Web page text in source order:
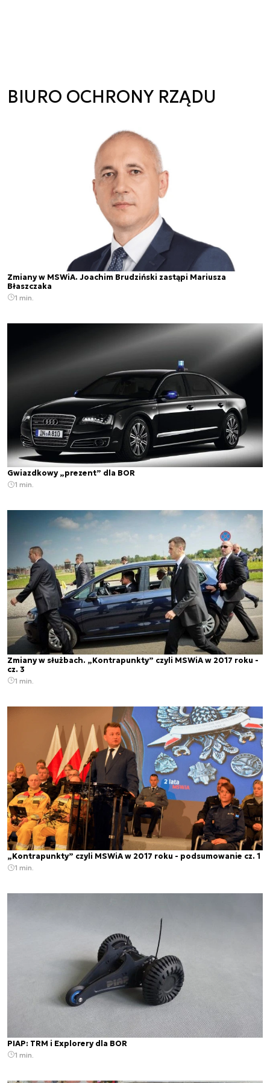
BIURO OCHRONY RZĄDU
Zmiany w MSWiA. Joachim Brudziński zastąpi Mariusza
Błaszczaka
1 min.
Gwiazdkowy „prezent” dla BOR
1 min.
Zmiany w służbach. „Kontrapunkty” czyli MSWiA w 2017 roku -
cz. 3
1 min.
„Kontrapunkty” czyli MSWiA w 2017 roku - podsumowanie cz. 1
1 min.
PIAP: TRM i Explorery dla BOR
1 min.